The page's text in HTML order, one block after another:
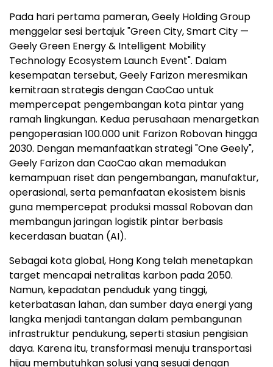
Pada hari pertama pameran, Geely Holding Group
menggelar sesi bertajuk "Green City, Smart City —
Geely Green Energy & Intelligent Mobility
Technology Ecosystem Launch Event". Dalam
kesempatan tersebut, Geely Farizon meresmikan
kemitraan strategis dengan CaoCao untuk
mempercepat pengembangan kota pintar yang
ramah lingkungan. Kedua perusahaan menargetkan
pengoperasian 100.000 unit Farizon Robovan hingga
2030. Dengan memanfaatkan strategi "One Geely",
Geely Farizon dan CaoCao akan memadukan
kemampuan riset dan pengembangan, manufaktur,
operasional, serta pemanfaatan ekosistem bisnis
guna mempercepat produksi massal Robovan dan
membangun jaringan logistik pintar berbasis
kecerdasan buatan (AI).
Sebagai kota global, Hong Kong telah menetapkan
target mencapai netralitas karbon pada 2050.
Namun, kepadatan penduduk yang tinggi,
keterbatasan lahan, dan sumber daya energi yang
langka menjadi tantangan dalam pembangunan
infrastruktur pendukung, seperti stasiun pengisian
daya. Karena itu, transformasi menuju transportasi
hijau membutuhkan solusi yang sesuai dengan